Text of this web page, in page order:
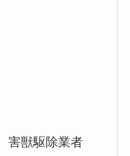
害獣駆除業者